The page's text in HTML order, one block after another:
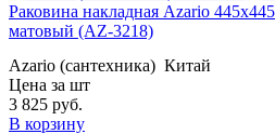
Раковина накладная Azario
матовый (AZ-3218)
Azario (сантехника) Китай
Цена за шт
3 825 руб.
В корзину